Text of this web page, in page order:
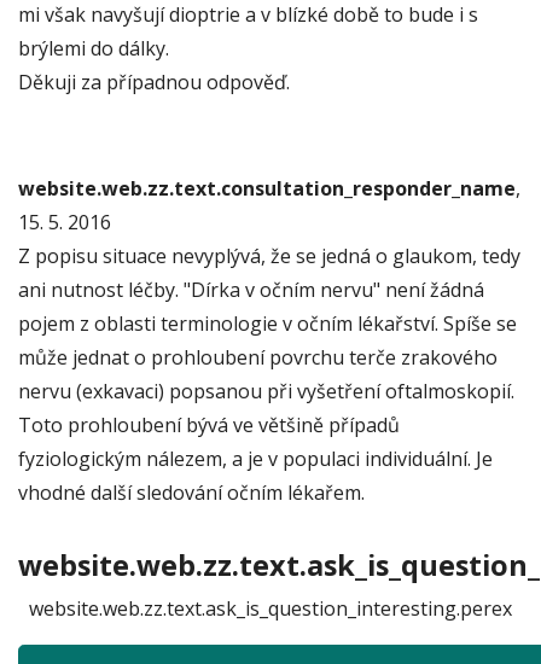
mi však navyšují dioptrie a v blízké době to bude i s
brýlemi do dálky.
Děkuji za případnou odpověď.
website.web.zz.text.consultation_responder_name,
15. 5. 2016
Z popisu situace nevyplývá, že se jedná o glaukom, tedy
ani nutnost léčby. "Dírka v očním nervu" není žádná
pojem z oblasti terminologie v očním lékařství. Spíše se
může jednat o prohloubení povrchu terče zrakového
nervu (exkavaci) popsanou při vyšetření oftalmoskopií.
Toto prohloubení bývá ve většině případů
fyziologickým nálezem, a je v populaci individuální. Je
vhodné další sledování očním lékařem.
website.web.zz.text.ask_is_question_interesting.perex